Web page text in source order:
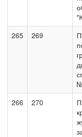
265 269
266 270